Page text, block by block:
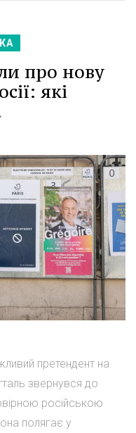
про нову
які
претендент на
звернувся до
російською
полягає у